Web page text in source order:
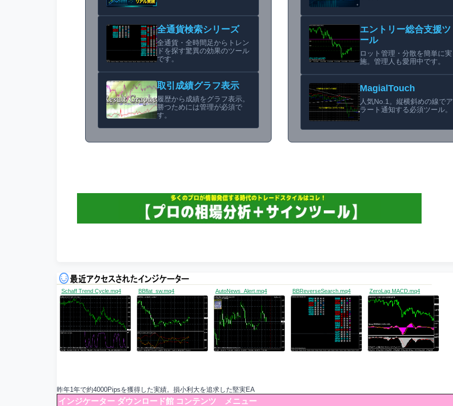
全通貨検索シリーズ
全通貨・全時間足からトレン
ドを探す驚異の効果のツール
です。
取引成績グラフ表示
履歴から成績をグラフ表示。
勝つためには管理が必須で
す。
エントリー総合支援ツ
ール
ロット管理・分散を簡単に実
施。管理人も愛用中です。
MagialTouch
人気No.1。縦横斜めの線でア
ラート通知する必須ツール。
Schaff Trend Cycle.mq4 BBflat_sw.mq4 AutoNews_Alert.mq4 BBReverseSearch.mq4 ZeroLag MACD.mq4
昨年1年で約4000Pipsを獲得した実績。損小利大を追求した堅実EA
インジケーター ダウンロード館 コンテンツ メニュー